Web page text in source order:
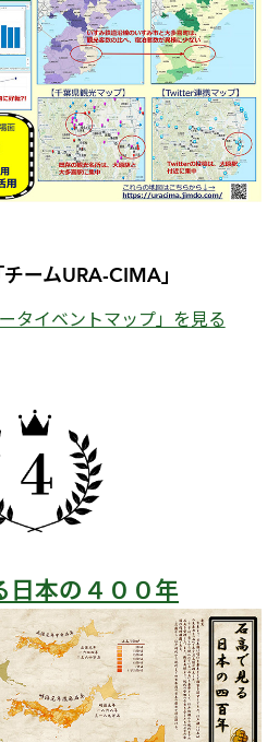
ームURA-CIMA」
タイベントマップ」を見る
日本の４００年